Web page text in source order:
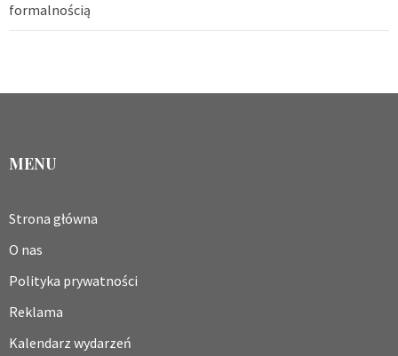
formalnością
MENU
Strona główna
O nas
Polityka prywatności
Reklama
Kalendarz wydarzeń